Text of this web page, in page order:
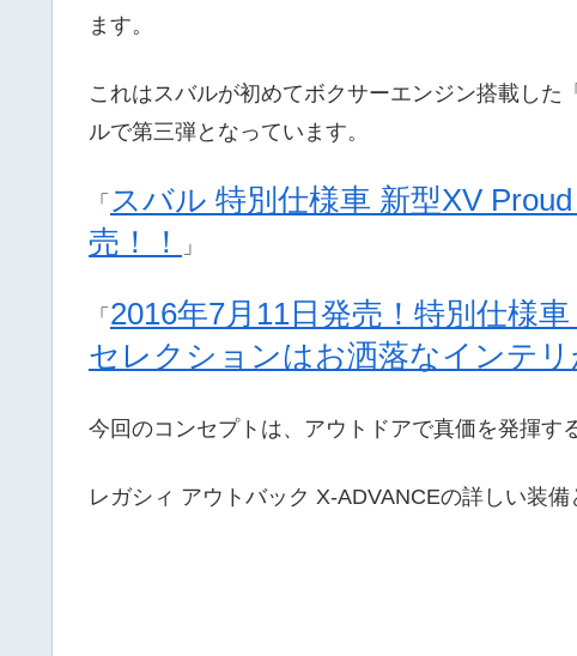
ます。
これはスバルが初めてボクサーエンジン搭載し
ルで第三弾となっています。
「 スバル 特別仕様車 新型XV
売！！
」
「 2016年7月11日発売！特別仕様
セレクションはお洒落なインテリ
今回のコンセプトは、アウトドアで真価を発揮す
レガシィ アウトバック X-ADVANCEの詳しい装